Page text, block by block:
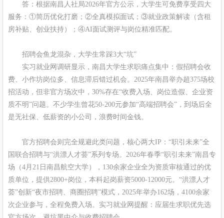
答：根据南昌人社局2026年官方公示，大学生可免费享受四大
服务：①简历优化打磨；②全真模拟面试；③就业政策解读（含租
房补贴、创业扶持）；④AI面试测评与岗位精准匹配。
招聘会鱼龙混杂，大学生常踩3大“坑”
实习就业网调研显示，南昌大学生求职痛点集中：假招聘会收
费、小作坊岗位多、信息滞后错过机会。2025年南昌举办超375场校
招活动，但非官方场次中，30%存在“收费入场、岗位造假、企业资
质不明”问题。不少学生曾花50-200元参加“高端招聘会”，到场后全
是无社保、低薪资的小公司，浪费时间金钱。
官方招聘会则完全规避此类问题，核心两大IP：“职引未来”全
国联合招聘与“洪漂人才荟”系列专场。2026年春季“职引未来”南昌专
场（4月21日南昌航空大学），130余家企业全为资质审核通过的优
质单位，提供2800+岗位，本科起岗薪资5000-12000元。“洪漂人才
荟”创新“夜市招聘、商圈招聘”模式，2025年举办162场，4100余家
次企业参与，全程免费入场。实习就业网提醒：应届生求职优先选